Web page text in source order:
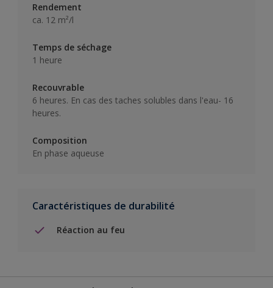
Rendement
ca. 12 m²/l
Temps de séchage
1 heure
Recouvrable
6 heures. En cas des taches solubles dans l'eau- 16
heures.
Composition
En phase aqueuse
Caractéristiques de durabilité
Réaction au feu